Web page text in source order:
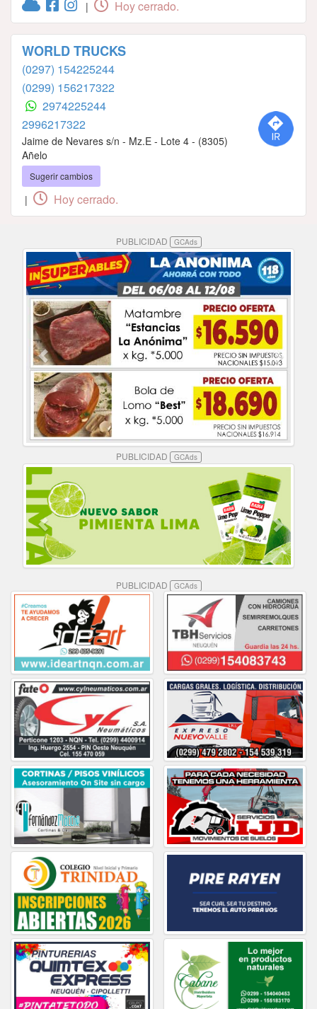
| Hoy cerrado.
WORLD TRUCKS
(0297) 154225244
(0299) 156217322
2974225244
2996217322
Jaime de Nevares s/n - Mz.E - Lote 4 - (8305)
Añelo
Sugerir cambios
| Hoy cerrado.
PUBLICIDAD GCAds
PUBLICIDAD GCAds
PUBLICIDAD GCAds